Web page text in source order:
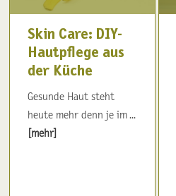
Skin Care: DIY-
Hautpflege aus
der Küche
Gesunde Haut steht
heute mehr denn je im ...
[mehr]